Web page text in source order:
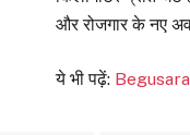
और रोजगार के नए
ये भी पढ़ें: